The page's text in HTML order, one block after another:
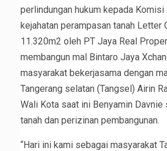
perlindungan hukum kepada
kejahatan perampasan tanah Letter
11.320m2 oleh PT Jaya Real
membangun mal Bintaro Jaya
masyarakat bekerjasama dengan
Tangerang selatan (Tangsel) Airin
Wali Kota saat ini Benyamin Davnie
tanah dan perizinan pembangunan.
“Hari ini kami sebagai masyarakat